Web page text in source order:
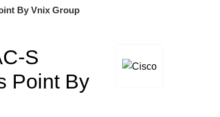
By Vnix Group
S
Point By